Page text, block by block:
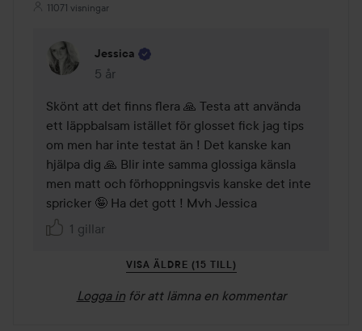
11071 visningar
Jessica
5 år
Kommentaren lades 5 år
Skönt att det finns flera 🙏 Testa att använda
ett läppbalsam istället för glosset fick jag tips
om men har inte testat än ! Det kanske kan
hjälpa dig 🙏 Blir inte samma glossiga känsla
men matt och förhoppningsvis kanske det inte
spricker 🤪 Ha det gott ! Mvh Jessica
1 gillar
VISA ÄLDRE (15 TILL)
Logga in för att lämna en kommentar